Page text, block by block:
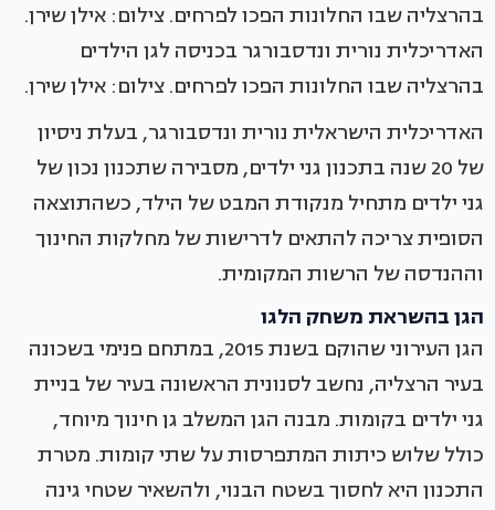
בהרצליה שבו החלונות הפכו לפרחים. צילום: אילן שירן.
האדריכלית נורית ונדסבורגר בכניסה לגן הילדים
בהרצליה שבו החלונות הפכו לפרחים. צילום: אילן שירן.
האדריכלית הישראלית נורית ונדסבורגר, בעלת ניסיון
של 20 שנה בתכנון גני ילדים, מסבירה שתכנון נכון של
גני ילדים מתחיל מנקודת המבט של הילד, כשהתוצאה
הסופית צריכה להתאים לדרישות של מחלקות החינוך
וההנדסה של הרשות המקומית.
הגן בהשראת משחק הלגו
הגן העירוני שהוקם בשנת 2015, במתחם פנימי בשכונה
בעיר הרצליה, נחשב לסנונית הראשונה בעיר של בניית
גני ילדים בקומות. מבנה הגן המשלב גן חינוך מיוחד,
כולל שלוש כיתות המתפרסות על שתי קומות. מטרת
התכנון היא לחסוך בשטח הבנוי, ולהשאיר שטחי גינה